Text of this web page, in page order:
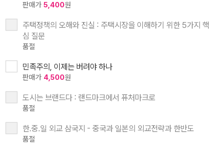
판매가 5,400원
주택정책의 오해와 진실 : 주택시장을 이해하기 위한 5가지 핵
심 질문
품절
민족주의, 이제는 버려야 하나
판매가 4,500원
도시는 브랜드다 : 랜드마크에서 퓨처마크로
품절
한.중.일 외교 삼국지 - 중국과 일본의 외교전략과 한반도
품절